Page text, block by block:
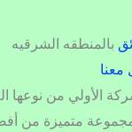
بالمنطقه الشرقيه
معنا
الأولي من نوعها
متميزة من